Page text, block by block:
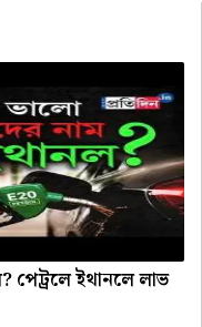
পেট্রলে ইথানলে লাভ